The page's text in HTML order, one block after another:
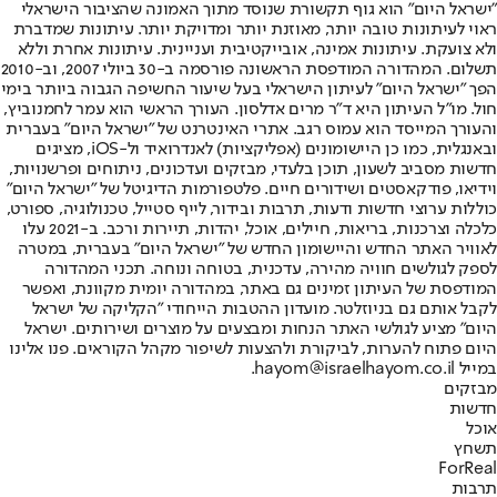
"ישראל היום" הוא גוף תקשורת שנוסד מתוך האמונה שהציבור הישראלי
ראוי לעיתונות טובה יותר, מאוזנת יותר ומדויקת יותר. עיתונות שמדברת
ולא צועקת. עיתונות אמינה, אובייקטיבית ועניינית. עיתונות אחרת וללא
תשלום. המהדורה המודפסת הראשונה פורסמה ב-30 ביולי 2007, וב-2010
הפך "ישראל היום" לעיתון הישראלי בעל שיעור החשיפה הגבוה ביותר בימי
חול. מו"ל העיתון היא ד"ר מרים אדלסון. העורך הראשי הוא עמר לחמנוביץ,
והעורך המייסד הוא עמוס רגב. אתרי האינטרנט של "ישראל היום" בעברית
ובאנגלית, כמו כן היישומונים (אפליקציות) לאנדרואיד ול-iOS, מציגים
חדשות מסביב לשעון, תוכן בלעדי, מבזקים ועדכונים, ניתוחים ופרשנויות,
וידיאו, פודקאסטים ושידורים חיים. פלטפורמות הדיגיטל של "ישראל היום"
כוללות ערוצי חדשות ודעות, תרבות ובידור, לייף סטייל, טכנולוגיה, ספורט,
כלכלה וצרכנות, בריאות, חיילים, אוכל, יהדות, תיירות ורכב. ב-2021 עלו
לאוויר האתר החדש והיישומון החדש של "ישראל היום" בעברית, במטרה
לספק לגולשים חוויה מהירה, עדכנית, בטוחה ונוחה. תכני המהדורה
המודפסת של העיתון זמינים גם באתר, במהדורה יומית מקוונת, ואפשר
לקבל אותם גם בניוזלטר. מועדון ההטבות הייחודי "הקליקה של ישראל
היום" מציע לגולשי האתר הנחות ומבצעים על מוצרים ושירותים. ישראל
היום פתוח להערות, לביקורת ולהצעות לשיפור מקהל הקוראים. פנו אלינו
במייל hayom@israelhayom.co.il.
מבזקים
חדשות
אוכל
תשחץ
ForReal
תרבות